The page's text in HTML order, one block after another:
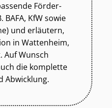
För­der­
BAFA, KfW sowie
und erläutern,
in Wattenheim,
Auf Wunsch
die komplette
Abwicklung.